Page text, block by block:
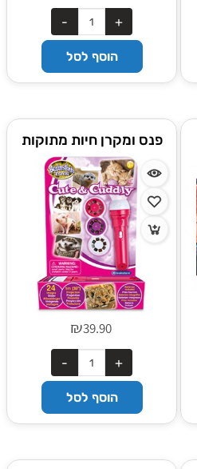
הוסף לסל
פנס ומקרן חיות מתוקות
מבית בריינסטורם אנגליה
₪39.90
הוסף לסל